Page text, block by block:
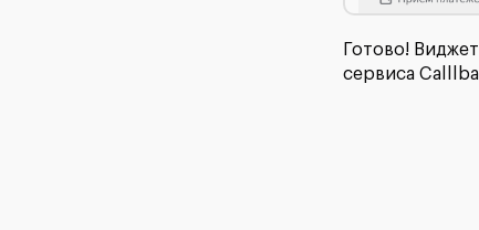
Готово!
сервиса